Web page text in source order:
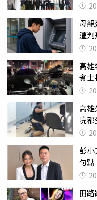
母
遭
高
賓士
高
院
曝光
彭
句
田